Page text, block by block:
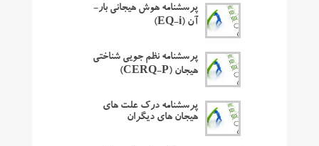
پرسشنامه هوش هیجانی بار-
آن (EQ-i)
پرسشنامه نظم جویی شناختی
هیجان (CERQ-P)
پرسشنامه درک علت های
هیجان های دیگران